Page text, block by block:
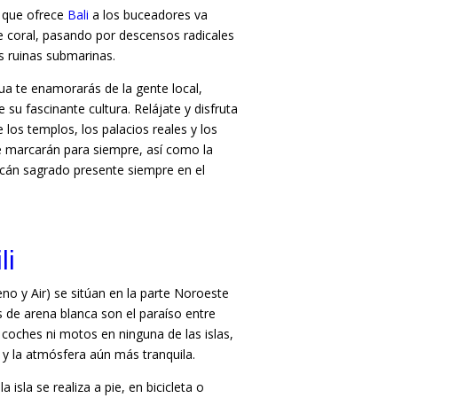
ofrece Bali a los buceadores va
coral, pasando por descensos radicales
ruinas submarinas.
te enamorarás de la gente local,
su fascinante cultura. Relájate y disfruta
los templos, los palacios reales y los
para siempre, así como la
sagrado presente siempre en el
y Air) se sitúan en la parte Noroeste
arena blanca son el paraíso entre
ni motos en ninguna de las islas,
la atmósfera aún más tranquila.
isla se realiza a pie, en bicicleta o